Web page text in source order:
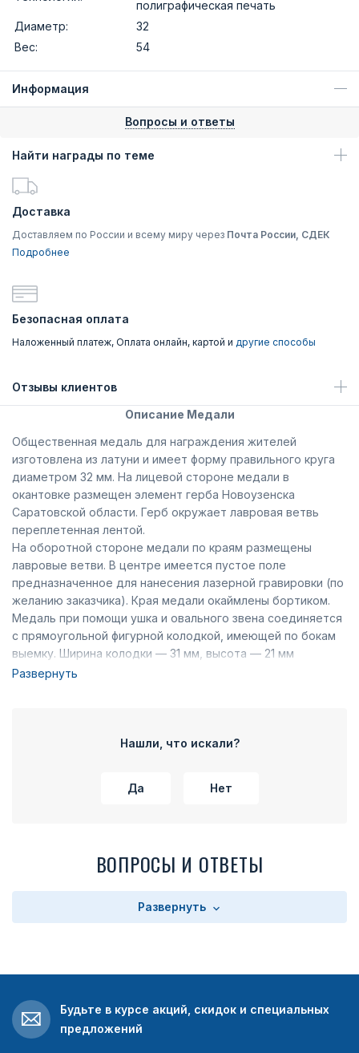
полиграфическая печать
Диаметр:
32
Вес:
54
Информация
Вопросы и ответы
Найти награды по теме
Доставка
Доставляем по России и всему миру через Почта России, СДЕК
Подробнее
Безопасная оплата
Наложенный платеж, Оплата онлайн, картой и другие способы
Отзывы клиентов
Описание Медали
Общественная медаль для награждения жителей
изготовлена из латуни и имеет форму правильного круга
диаметром 32 мм. На лицевой стороне медали в
окантовке размещен элемент герба Новоузенска
Саратовской области. Герб окружает лавровая ветвь
переплетенная лентой.
На оборотной стороне медали по краям размещены
лавровые ветви. В центре имеется пустое поле
предназначенное для нанесения лазерной гравировки (по
желанию заказчика). Края медали окаймлены бортиком.
Медаль при помощи ушка и овального звена соединяется
с прямоугольной фигурной колодкой, имеющей по бокам
выемку. Ширина колодки — 31 мм, высота — 21 мм
(включая нижний выступ). Вдоль основания колодки
текстом. Текст зависит от выбора заказчика. Колодка
Развернуть
Нашли, что искали?
Да Нет
ВОПРОСЫ И ОТВЕТЫ
Развернуть
Будьте в курсе акций, скидок и специальных
предложений